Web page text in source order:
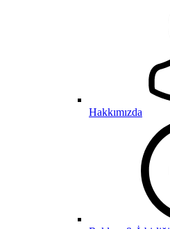
Hakkımızda